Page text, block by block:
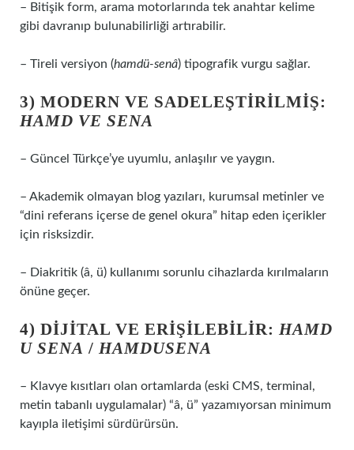
– Bitişik form, arama motorlarında tek anahtar kelime
gibi davranıp bulunabilirliği artırabilir.
– Tireli versiyon (hamdü-senâ) tipografik vurgu sağlar.
3) MODERN VE SADELEŞTIRILMIŞ:
HAMD VE SENA
– Güncel Türkçe’ye uyumlu, anlaşılır ve yaygın.
– Akademik olmayan blog yazıları, kurumsal metinler ve
“dini referans içerse de genel okura” hitap eden içerikler
için risksizdir.
– Diakritik (â, ü) kullanımı sorunlu cihazlarda kırılmaların
önüne geçer.
4) DIJITAL VE ERIŞILEBILIR: HAMD
U SENA / HAMDUSENA
– Klavye kısıtları olan ortamlarda (eski CMS, terminal,
metin tabanlı uygulamalar) “â, ü” yazamıyorsan minimum
kayıpla iletişimi sürdürürsün.